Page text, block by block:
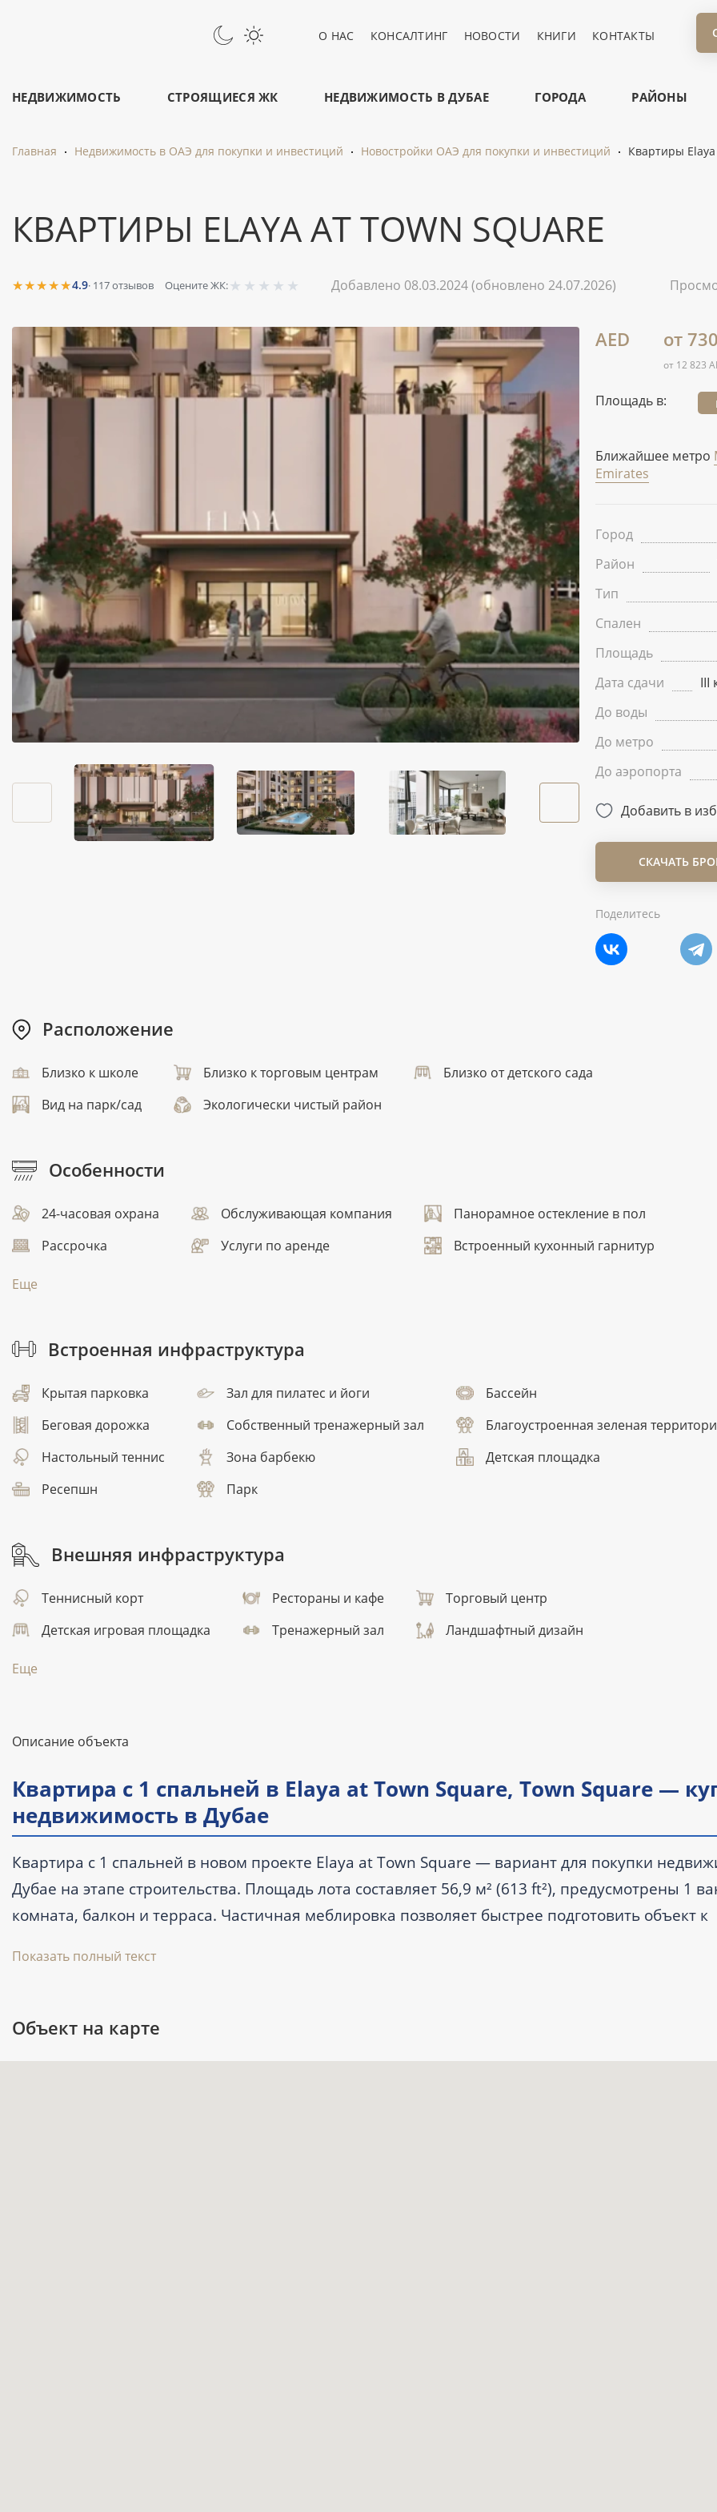
О НАС КОНСАЛТИНГ НОВОСТИ КНИГИ КОНТАКТЫ
НЕДВИЖИМОСТЬ СТРОЯЩИЕСЯ ЖК НЕДВИЖИМОСТЬ В ДУБАЕ ГОРОДА РАЙОНЫ
Главная Недвижимость в ОАЭ для покупки и инвестиций Новостройки ОАЭ для покупки и инвестиций Квартиры
КВАРТИРЫ ELAYA AT TOWN SQUARE
★★★★★4.9· 117отзывов Оцените ЖК:★ ★ ★ ★ ★ Добавлено 08.03.2024(обновлено 24.07.2026)
AED от
от 12 823
Площадь в:
Ближайшее метро
Emirates
Город
Район
Тип
Спален
Площадь
Дата сдачи
III
До воды
До метро
До аэропорта
Добавить в
СКАЧАТЬ
Поделитесь
Расположение
Близко к школе Близко к торговым центрам
Близко от детского сада
Вид на парк/сад
Экологически чистый район
Особенности
24-часовая охрана Обслуживающая компания
Панорамное остекление в пол
Рассрочка
Услуги по аренде Встроенный кухонный гарнитур
Еще
Встроенная инфраструктура
Крытая парковка Зал для пилатес и йоги
Бассейн
Беговая дорожка
Собственный тренажерный зал
Благоустроенная зеленая
Настольный теннис
Зона барбекю
Детская площадка
Ресепшн
Парк
Внешняя инфраструктура
Теннисный корт Рестораны и кафе
Торговый центр
Детская игровая площадка
Тренажерный зал Ландшафтный дизайн
Еще
Описание объекта
Квартира с 1 спальней в Elaya at Town Square, Town Square —
недвижимость в Дубае
Квартира с 1 спальней в новом проекте Elaya at Town Square — вариант для покупки
Дубае на этапе строительства. Площадь лота составляет 56,9 м² (613 ft²), предусмотрены 1
комната, балкон и терраса. Частичная меблировка позволяет быстрее подготовить объект к
запланирована на III квартал 2026 года.
Ключевые характеристики
Тип: квартира с 1 спальней и 1 ванной комнатой.
Показать полный текст
Объект на карте